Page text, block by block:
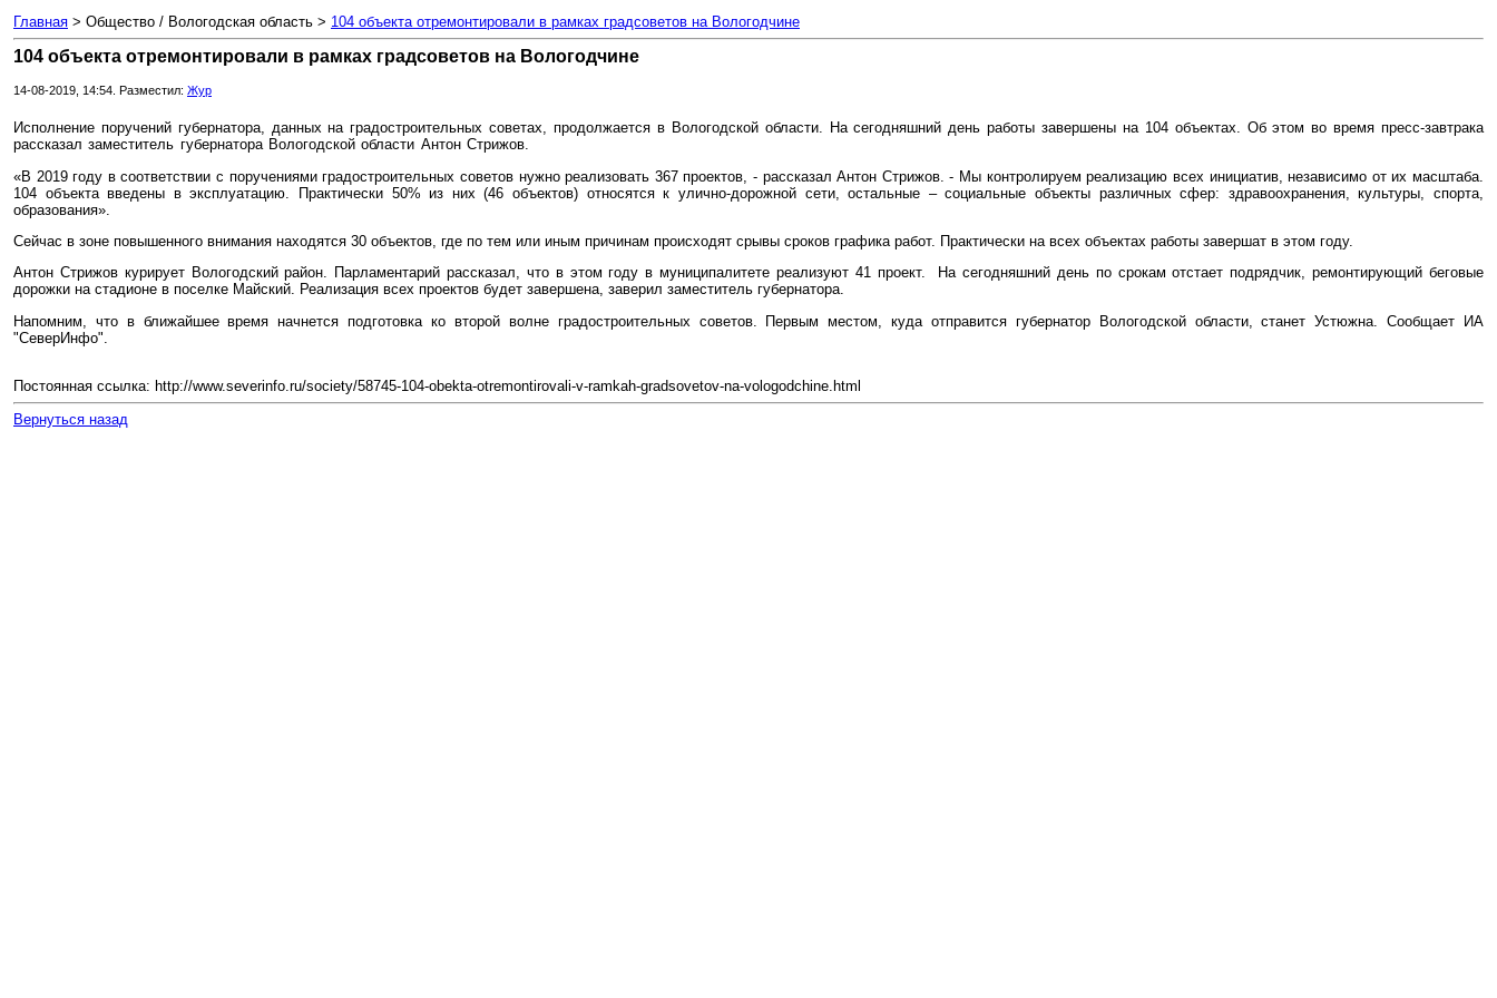
Главная > Общество / Вологодская область > 104 объекта отремонтировали в рамках градсоветов на Вологодчине
104 объекта отремонтировали в рамках градсоветов на Вологодчине
14-08-2019, 14:54. Разместил: Жур
Исполнение поручений губернатора, данных на градостроительных советах, продолжается в Вологодской области. На сегодняшний день работы завершены на 104 объектах. Об этом во время пресс-завтрака
рассказал заместитель губернатора Вологодской области Антон Стрижов.
«В 2019 году в соответствии с поручениями градостроительных советов нужно реализовать 367 проектов, - рассказал Антон Стрижов. - Мы контролируем реализацию всех инициатив, независимо от их масштаба.
104 объекта введены в эксплуатацию. Практически 50% из них (46 объектов) относятся к улично-дорожной сети, остальные – социальные объекты различных сфер: здравоохранения, культуры, спорта,
образования».
Сейчас в зоне повышенного внимания находятся 30 объектов, где по тем или иным причинам происходят срывы сроков графика работ. Практически на всех объектах работы завершат в этом году.
Антон Стрижов курирует Вологодский район. Парламентарий рассказал, что в этом году в муниципалитете реализуют 41 проект. На сегодняшний день по срокам отстает подрядчик, ремонтирующий беговые
дорожки на стадионе в поселке Майский. Реализация всех проектов будет завершена, заверил заместитель губернатора.
Напомним, что в ближайшее время начнется подготовка ко второй волне градостроительных советов. Первым местом, куда отправится губернатор Вологодской области, станет Устюжна. Сообщает ИА
"СеверИнфо".
Постоянная ссылка: http://www.severinfo.ru/society/58745-104-obekta-otremontirovali-v-ramkah-gradsovetov-na-vologodchine.html
Вернуться назад